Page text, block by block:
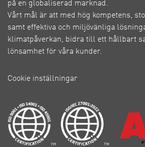
på en globaliserad marknad.
Vårt mål är att med hög kompetens,
samt effektiva och miljövänliga
klimatpåverkan, bidra till ett hållbart
lönsamhet för våra kunder.
Cookie inställningar